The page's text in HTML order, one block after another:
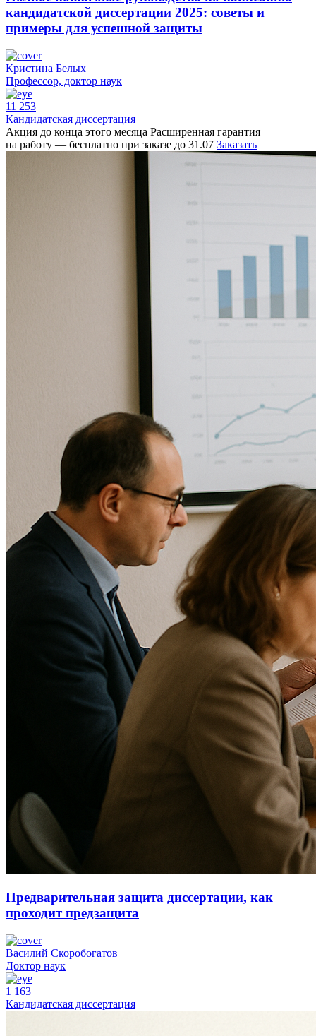
кандидатской диссертации 2025: советы и
примеры для успешной защиты
Кристина Белых
Профессор, доктор наук
11 253
Кандидатская диссертация
Акция до конца этого месяца Расширенная гарантия
на работу — бесплатно при заказе до 31.07 Заказать
Предварительная защита диссертации, как
проходит предзащита
Василий Скоробогатов
Доктор наук
1 163
Кандидатская диссертация